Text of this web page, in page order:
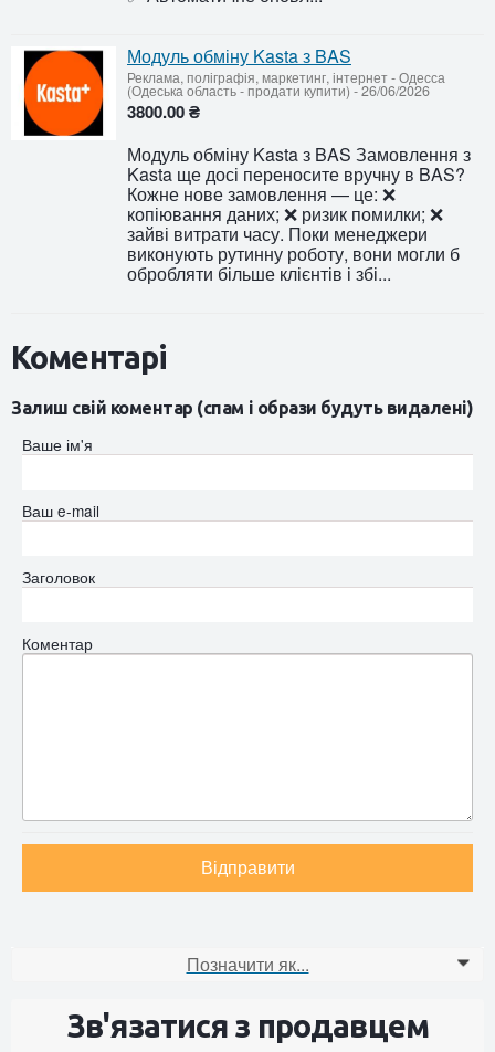
Модуль обміну Kasta з BAS
Реклама, поліграфія, маркетинг, інтернет-Одесса
(Одеська область - продати купити) -26/06/2026
3800.00 ₴
Модуль обміну Kasta з BAS Замовлення з
Kasta ще досі переносите вручну в BAS?
Кожне нове замовлення — це: ❌
копіювання даних; ❌ ризик помилки; ❌
зайві витрати часу. Поки менеджери
виконують рутинну роботу, вони могли б
обробляти більше клієнтів і збі...
Коментарі
Залиш свій коментар (спам і образи будуть видалені)
Ваше ім'я
Ваш e-mail
Заголовок
Коментар
Відправити
Позначити як... 0
Зв'язатися з продавцем